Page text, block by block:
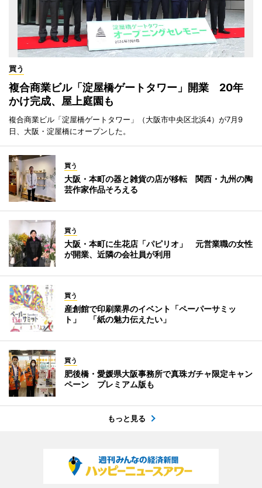
買う
複合商業ビル「淀屋橋ゲートタワー」開業 20年
かけ完成、屋上庭園も
複合商業ビル「淀屋橋ゲートタワー」（大阪市中央区北浜4）が7月9
日、大阪・淀屋橋にオープンした。
買う
大阪・本町の器と雑貨の店が移転 関西・九州の陶
芸作家作品そろえる
買う
大阪・本町に生花店「パピリオ」 元営業職の女性
が開業、近隣の会社員が利用
買う
産創館で印刷業界のイベント「ペーパーサミッ
ト」 「紙の魅力伝えたい」
買う
肥後橋・愛媛県大阪事務所で真珠ガチャ限定キャン
ペーン プレミアム版も
もっと見る